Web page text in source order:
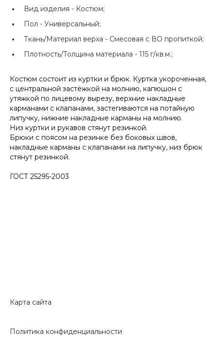
Вид изделия - Костюм;
Пол - Универсальный;
Ткань/Материал верха - Смесовая с ВО пропиткой;
Плотность/Толщина материала - 115 г/кв.м.;
Костюм состоит из куртки и брюк. Куртка укороченная,
с центральной застёжкой на молнию, капюшон с
утяжкой по лицевому вырезу, верхние накладные
карманами с клапанами, застегиваются на потайную
липучку, нижние накладные карманы на молнию.
Низ куртки и рукавов стянут резинкой.
Брюки с поясом на резинке без боковых швов,
накладные карманы с клапанами на липучку, низ брюк
стянут резинкой.
ГОСТ 25295-2003
Карта сайта
Политика конфиденциальности